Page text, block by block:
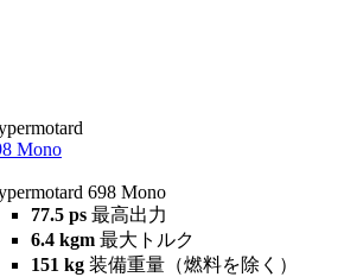
Mono
698 Mono
77.5 ps 最高出力
6.4 kgm 最大トルク
151 kg 装備重量（燃料を除く）